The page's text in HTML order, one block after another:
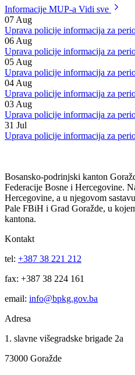
lica zbog počinjenog prekršaja iz
zahtjev za pokretanje prekršajnog
Informacije MUP-a
07Aug
Uprava policije informacija za
06Aug
Uprava policije informacija za
05Aug
Uprava policije informacija za
04Aug
Uprava policije informacija za
03Aug